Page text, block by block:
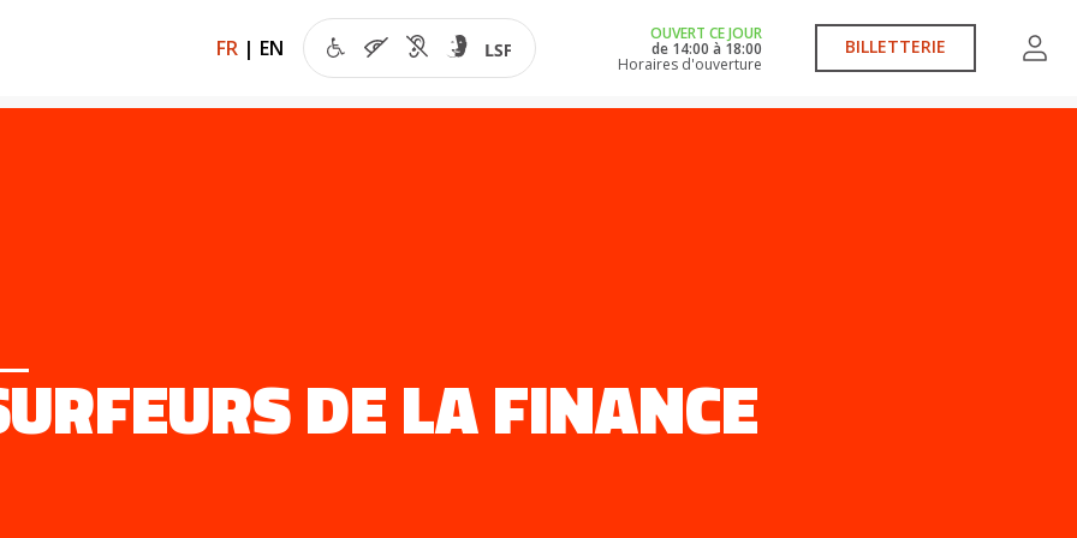
FR | EN
OUVERT CE JOUR
de 14:00 à 18:00
Horaires d'ouverture
BILLETTERIE
DE LA FINANCE